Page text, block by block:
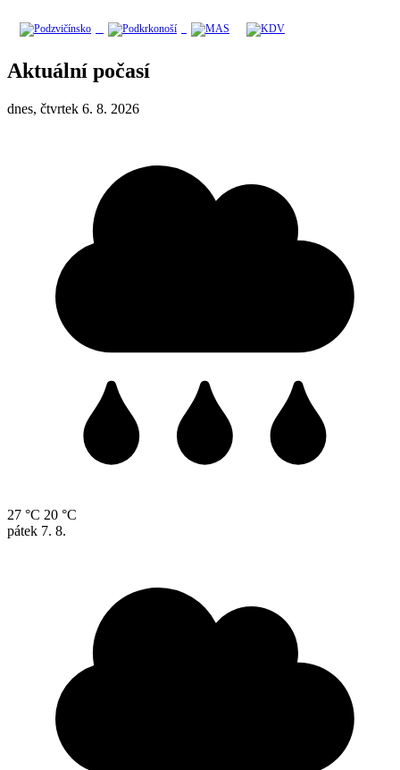
Aktuální počasí
dnes, čtvrtek 6. 8. 2026
27 °C 20 °C
pátek 7. 8.